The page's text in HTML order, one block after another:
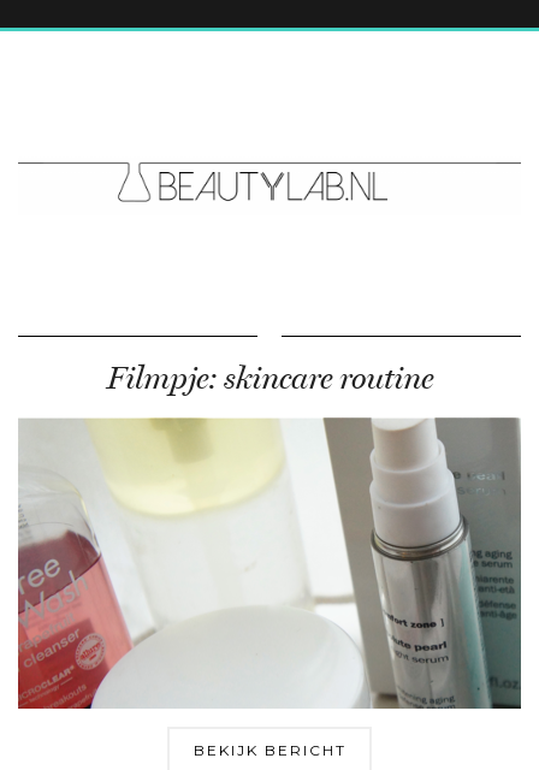
Filmpje: skincare routine
BEKIJK BERICHT